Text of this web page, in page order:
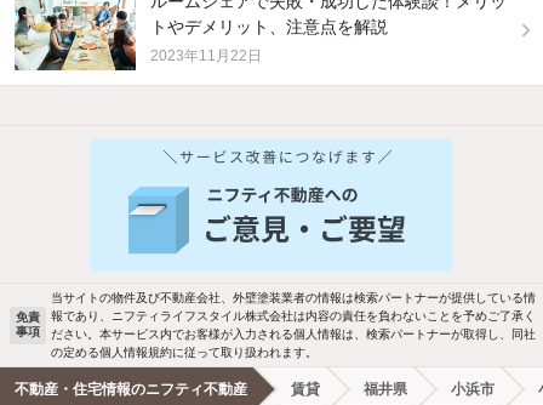
トやデメリット、注意点を解説
2023年11月22日
他の人はこんな条件で絞り込んでいます！
バス・トイレ別 2階以上
駐車場あり ペット相談
洗濯機置場あり 独立洗面台
エアコンあり 都市ガス
免責
事項
当サイトの物件及び不動産会社、外壁塗装業者の情報は検索パートナーが提供している情
報であり、ニフティライフスタイル株式会社は内容の責任を負わないことを予めご了承く
ださい。本サービス内でお客様が入力される個人情報は、検索パートナーが取得し、同社
の定める個人情報規約に従って取り扱われます。
不動産・住宅情報のニフティ不動産 賃貸 福井県 小浜市